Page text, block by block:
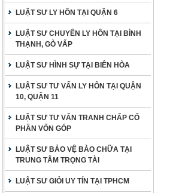
LUẬT SƯ LY HÔN TẠI QUẬN 6
LUẬT SƯ CHUYÊN LY HÔN TẠI BÌNH
THẠNH, GÒ VẤP
LUẬT SƯ HÌNH SỰ TẠI BIÊN HÒA
LUẬT SƯ TƯ VẤN LY HÔN TẠI QUẬN
10, QUẬN 11
LUẬT SƯ TƯ VẤN TRANH CHẤP CỐ
PHẦN VỐN GÓP
LUẬT SƯ BẢO VỆ BÀO CHỮA TẠI
TRUNG TÂM TRỌNG TÀI
LUẬT SƯ GIỎI UY TÍN TẠI TPHCM